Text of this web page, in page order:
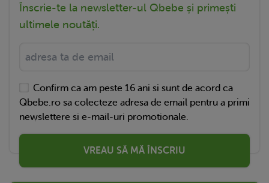
Înscrie-te la newsletter-ul Qbebe și primești
ultimele noutăți.
Confirm ca am peste 16 ani si sunt de acord ca
Qbebe.ro sa colecteze adresa de email pentru a primi
newslettere si e-mail-uri promotionale.
VREAU SĂ MĂ ÎNSCRIU